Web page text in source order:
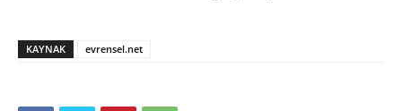
KAYNAK evrensel.net